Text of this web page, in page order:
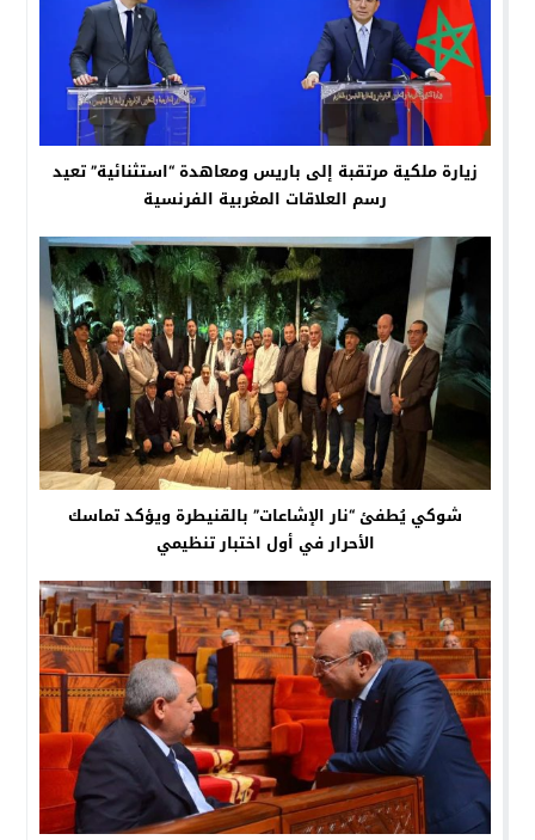
زيارة ملكية مرتقبة إلى باريس ومعاهدة “استثنائية” تعيد
رسم العلاقات المغربية الفرنسية
شوكي يُطفئ “نار الإشاعات” بالقنيطرة ويؤكد تماسك
الأحرار في أول اختبار تنظيمي